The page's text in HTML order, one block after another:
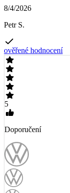
8/4/2026
Petr S.
ověřené hodnocení
5
Doporučení